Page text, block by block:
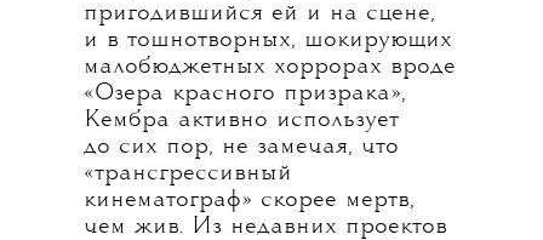
пригодившийся ей и на сцене,
и в тошнотворных, шокирующих
малобюджетных хоррорах вроде
«Озера красного призрака»,
Кембра активно использует
до сих пор, не замечая, что
«трансгрессивный
кинематограф» скорее мертв,
чем жив. Из недавних проектов